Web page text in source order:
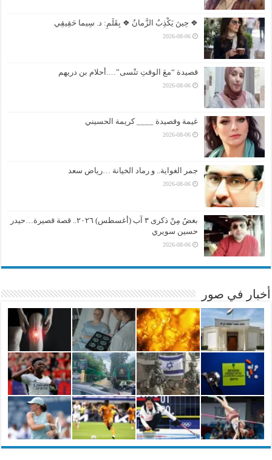
❖ حِينَ يَكْذِبُ الزَّمانُ ❖ بِقَلَمِ: د. سِيما حَقِيقِي
2026-08-06
قصيدة “معَ الوقتِ تنْسى”….أحلام بن دريهم
2026-08-06
غيمة وقصيدة ____ كريمة الحسيني
2026-08-06
جمر الغواية.. و رماد الخيانة …رياض سعد
2026-08-06
بغضُ مِنْ ذكرى ٣ آب (أغسطس) ٢٠٢٦.. قصة قصيرة…حيدر
حسين سويري
2026-08-06
أخبار في صور